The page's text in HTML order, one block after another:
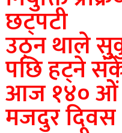
छट्पटी
उठ्न थाले
पछि हट्ने
आज १४० ओें
मजदुर दिवस